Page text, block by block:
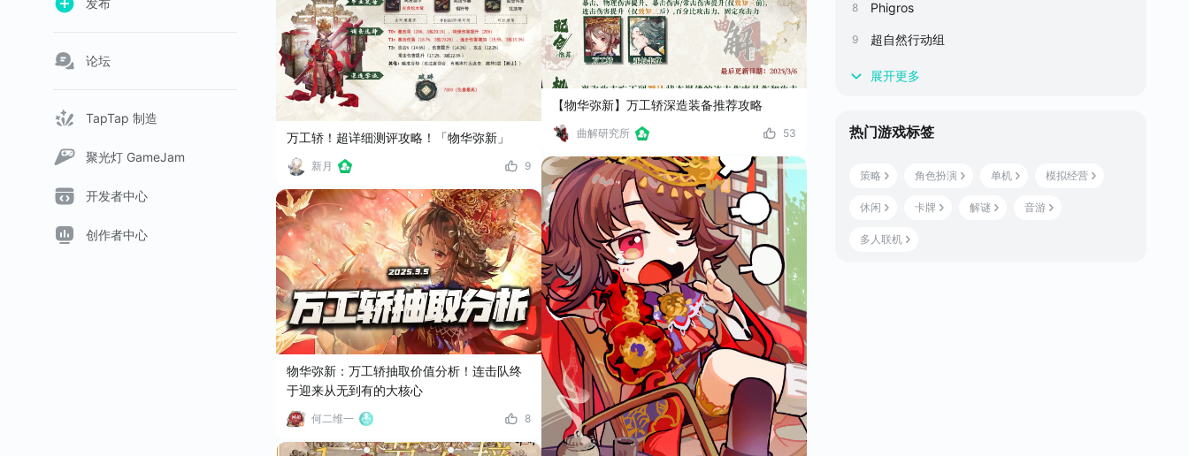
发布
论坛
TapTap 制造
聚光灯 GameJam
开发者中心
创作者中心
万工轿！超详细测评攻略！「物华弥新」
新月 9
物华弥新：万工轿抽取价值分析！连击队终
于迎来从无到有的大核心
何二维一 8
【物华弥新】万工轿深造装备推荐攻略
曲解研究所 53
8 Phigros
9 超自然行动组
展开更多
热门游戏标签
策略 角色扮演 单机 模拟经营
休闲 卡牌 解谜 音游
多人联机